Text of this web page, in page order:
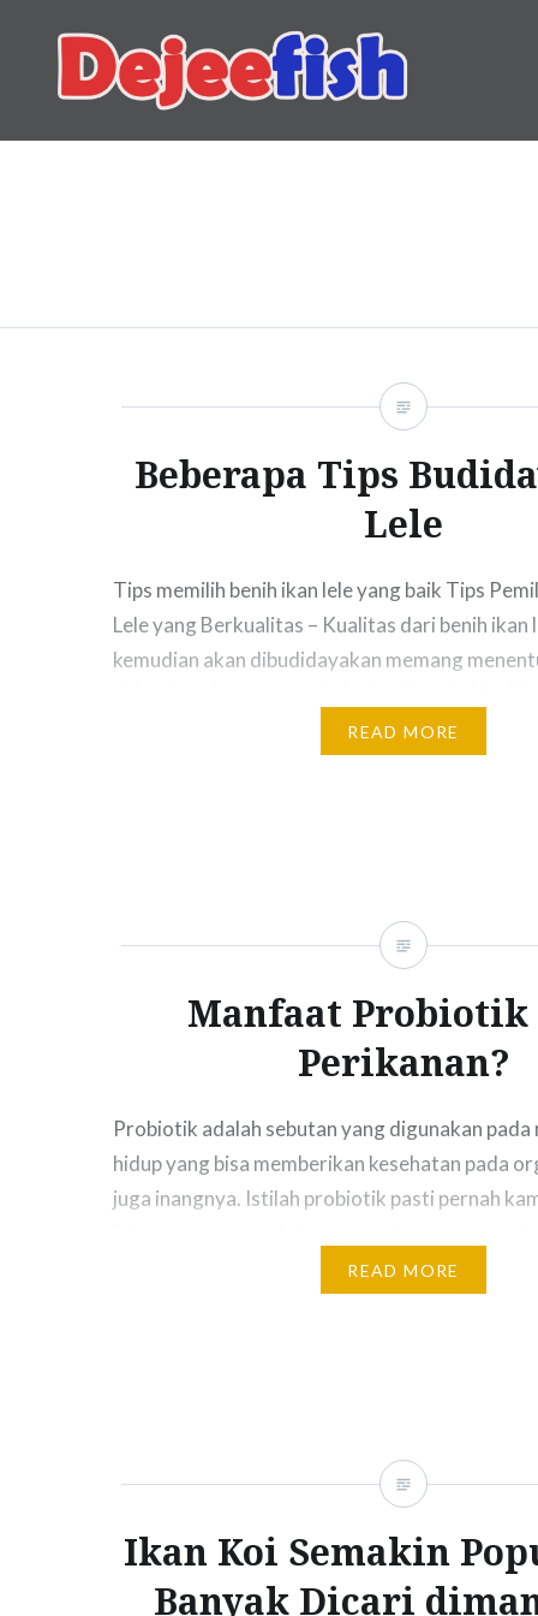
content
DEJEEFISH | PRODUSEN
Beberapa Tips
Lele
Tips memilih benih ikan lele yang baik Tips
Lele yang Berkualitas – Kualitas dari benih ikan
kemudian akan dibudidayakan memang
Pasalnya jika salah dalam memilih benih, maka
ikan lele dapat mengalami kegagalan. Lalu
READ MORE
Manfaat Probiotik
Perikanan?
Probiotik adalah sebutan yang digunakan
hidup yang bisa memberikan kesehatan pada
juga inangnya. Istilah probiotik pasti pernah
kubis, ataupun miso. Yah.. memang pada
diatas memerlukan probiotik pada proses
READ MORE
Ikan Koi Semakin
Banyak Dicari